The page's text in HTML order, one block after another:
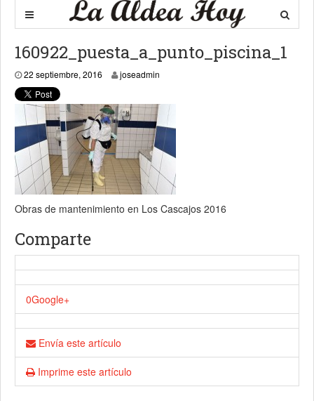
160922_puesta_a_punto_piscina_1
22 septiembre, 2016 22 septiembre, 2016
joseadmin
Obras de mantenimiento en Los Cascajos 2016
Comparte
0Google+
Envía este artículo
Imprime este artículo